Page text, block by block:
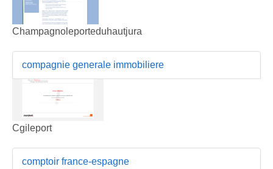
Champagnoleporteduhautjura
compagnie generale immobiliere
Cgileport
comptoir france-espagne